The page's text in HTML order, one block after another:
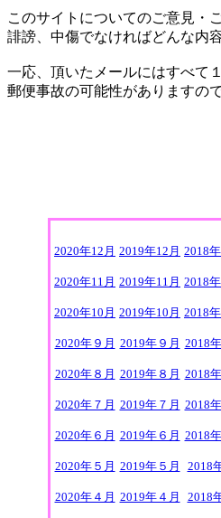
このサイトについてのご意見・
誹謗、中傷でなければどんな内
一応、頂いたメールにはすべて
郵便事故の可能性がありますの
2020年12月
2020年11月
2020年10月
2020年９月
2020年８月
2020年７月
2020年６月
2020年５月
2020年４月
2019年12月
2019年11月
2019年10月
2019年９月
2019年８月
2019年７月
2019年６月
2019年５月
2019年４月
2018
2018
2018
2018
2018
2018
2018
2018
2018